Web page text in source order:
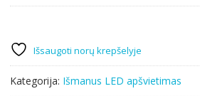
Išsaugoti norų krepšelyje
Kategorija: Išmanus LED apšvietimas